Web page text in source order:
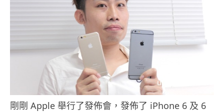
剛剛 Apple 舉行了發佈會，發佈了 iPhone 6 及 6